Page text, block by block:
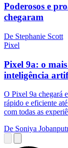
Poderosos e
chegaram
De Stephanie Scott
Pixel
Pixel 9a: o
inteligência
O Pixel 9a chegará
rápido e eficiente
com todas as
De Soniya